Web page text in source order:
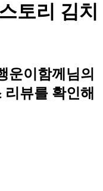
토리 김치
운이함께님의
뷰를 확인해